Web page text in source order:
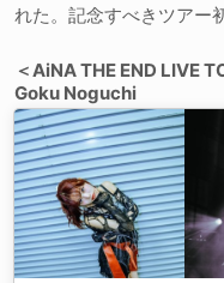
れた。記念すべきツアー
＜AiNA THE END LIVE
Goku Noguchi